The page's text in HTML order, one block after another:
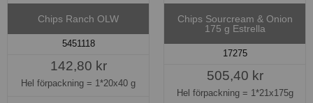
Chips Ranch OLW
5451118
142,80 kr
Hel förpackning = 1*20x40 g
Chips Sourcream & Onion
175 g Estrella
17275
505,40 kr
Hel förpackning = 1*21x175g